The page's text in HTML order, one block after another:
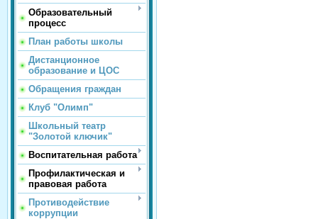
Образовательный
процесс
План работы школы
Дистанционное
образование и ЦОС
Обращения граждан
Клуб "Олимп"
Школьный театр
"Золотой ключик"
Воспитательная работа
Профилактическая и
правовая работа
Противодействие
коррупции